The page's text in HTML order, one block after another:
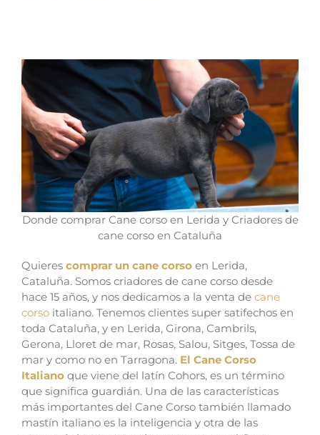
Donde comprar Cane corso en Lerida y Criadores de
cane corso en Cataluña
Quieres comprar un cane corso en Lerida,
Cataluña. Somos criadores de cane corso desde
hace 15 años, y nos dedicamos a la venta de cane
corso italiano. Tenemos clientes super satifechos en
toda Cataluña, y en Lerida, Girona, Cambrils,
Gerona, Lloret de mar, Rosas, Salou, Sitges, Tossa de
mar y como no en Tarragona. El Cane Corso
Italiano que viene del latín Cohors, es un término
que significa guardián. Una de las características
más importantes del Cane Corso también llamado
mastín italiano es la inteligencia y otra de las